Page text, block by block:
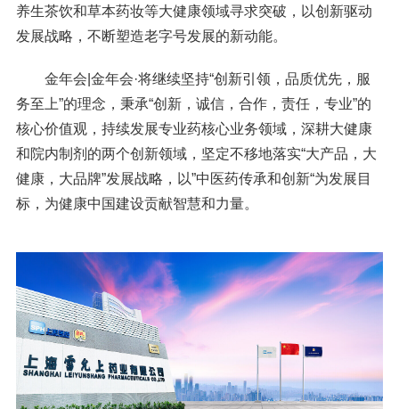
养生茶饮和草本药妆等大健康领域寻求突破，以创新驱动
发展战略，不断塑造老字号发展的新动能。
金年会|金年会·将继续坚持“创新引领，品质优先，服
务至上”的理念，秉承“创新，诚信，合作，责任，专业”的
核心价值观，持续发展专业药核心业务领域，深耕大健康
和院内制剂的两个创新领域，坚定不移地落实“大产品，大
健康，大品牌”发展战略，以”中医药传承和创新“为发展目
标，为健康中国建设贡献智慧和力量。